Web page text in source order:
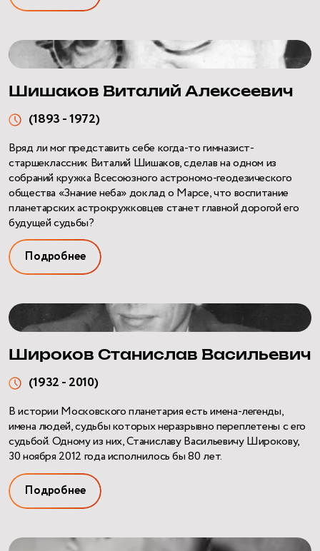
Шишаков Виталий Алексеевич
(1893 - 1972)
Вряд ли мог представить себе когда-то гимназист-
старшеклассник Виталий Шишаков, сделав на одном из
собраний кружка Всесоюзного астрономо-геодезического
общества «Знание неба» доклад о Марсе, что воспитание
планетарских астрокружковцев станет главной дорогой его
будущей судьбы?
Подробнее
Широков Станислав Васильевич
(1932 - 2010)
В истории Московского планетария есть имена-легенды,
имена людей, судьбы которых неразрывно переплетены с его
судьбой. Одному из них, Станиславу Васильевичу Широкову,
30 ноября 2012 года исполнилось бы 80 лет.
Подробнее